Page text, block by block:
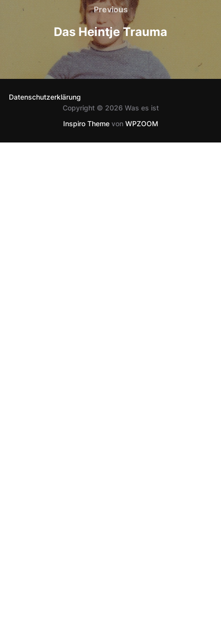
Previous
Previous
Das Heintje Trauma
Datenschutzerklärung
Copyright © 2026 Was es ist
Inspiro Themevon WPZOOM